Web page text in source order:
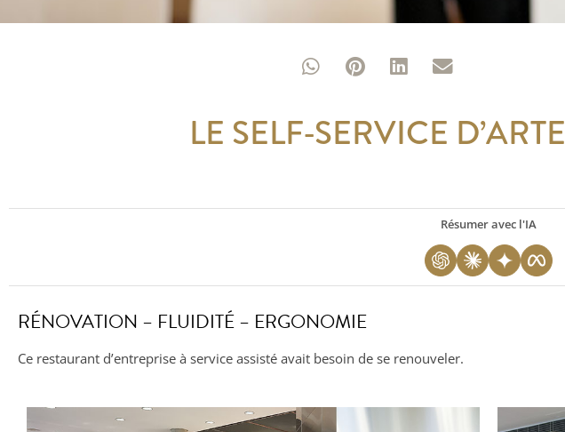
LE SELF-SERVICE D’ARTE
Résumer avec l'IA
RÉNOVATION – FLUIDITÉ – ERGONOMIE
Ce restaurant d’entreprise à service assisté avait besoin de se renouveler.